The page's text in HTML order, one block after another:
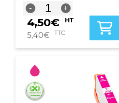
-
quantité
de
Cartouche
Premium
G&G
Epson
T2633
/
T2613
+
4,50€ HT
5,40€ TTC